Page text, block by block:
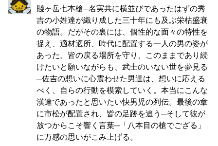
賤ヶ岳七本槍─名実共に横並びであったはずの秀
吉の小姓達が織り成した三十年にも及ぶ栄枯盛衰
の物語。だがその裏には、個性的な面々の特性を
捉え、適材適所、時代に配置する一人の男の姿が
あった。皆の戻る場所を守り、このままであり続
けたいと願いながらも、武士のいない世を夢見る
─佐吉の想いに心震わせた男達は、想いに応える
べく、自らの行動を模索していく。本当にこんな
漢達であったと思いたい快男児の列伝。最後の章
に市松が配置され、皆の足跡を追う─そして彼が
放つからこそ響く言葉─「八本目の槍でござる」
に万感の思いがこみ上げる。